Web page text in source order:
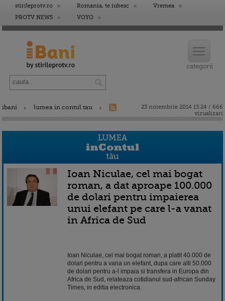
stirileprotv.ro Romania, te iubesc
Vremea
PROTV NEWS
VOYO
ibani lumea in contul tau
23 noiembrie 2014 13:24 / 666
vizualizari
Ioan Niculae, cel mai bogat
roman, a dat aproape 100.000
de dolari pentru impaierea
unui elefant pe care l-a vanat
in Africa de Sud
Ioan Niculae, cel mai bogat roman, a platit 40.000 de
dolari pentru a vana un elefant, dupa care alti 50.000
de dolari pentru a-l impaia si transfera in Europa din
Africa de Sud, relateaza cotidianul sud-african Sunday
Times, in editia electronica.